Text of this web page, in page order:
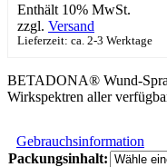
Enthält 10% MwSt.
zzgl. Versand
Lieferzeit: ca. 2-3 Werktage
BETADONA® Wund-
Wirkspektren aller
Gebrauchsinformation
Packungsinhalt: